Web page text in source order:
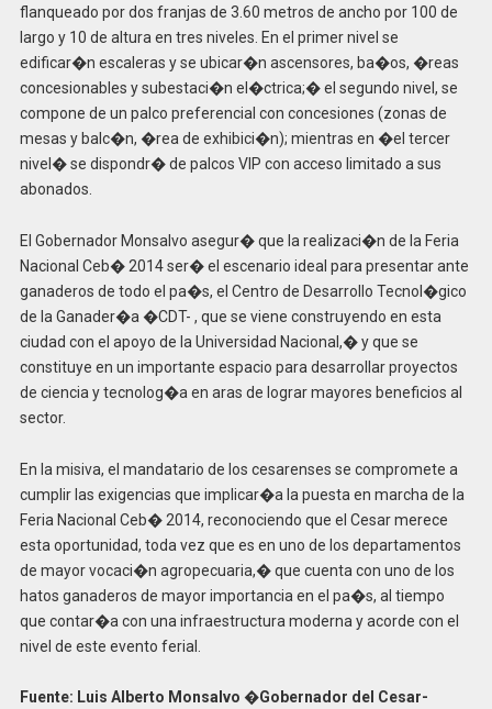
flanqueado por dos franjas de 3.60 metros de ancho por 100 de
largo y 10 de altura en tres niveles. En el primer nivel se
edificar�n escaleras y se ubicar�n ascensores, ba�os, �reas
concesionables y subestaci�n el�ctrica;� el segundo nivel, se
compone de un palco preferencial con concesiones (zonas de
mesas y balc�n, �rea de exhibici�n); mientras en �el tercer
nivel� se dispondr� de palcos VIP con acceso limitado a sus
abonados.
El Gobernador Monsalvo asegur� que la realizaci�n de la Feria
Nacional Ceb� 2014 ser� el escenario ideal para presentar ante
ganaderos de todo el pa�s, el Centro de Desarrollo Tecnol�gico
de la Ganader�a �CDT- , que se viene construyendo en esta
ciudad con el apoyo de la Universidad Nacional,� y que se
constituye en un importante espacio para desarrollar proyectos
de ciencia y tecnolog�a en aras de lograr mayores beneficios al
sector.
En la misiva, el mandatario de los cesarenses se compromete a
cumplir las exigencias que implicar�a la puesta en marcha de la
Feria Nacional Ceb� 2014, reconociendo que el Cesar merece
esta oportunidad, toda vez que es en uno de los departamentos
de mayor vocaci�n agropecuaria,� que cuenta con uno de los
hatos ganaderos de mayor importancia en el pa�s, al tiempo
que contar�a con una infraestructura moderna y acorde con el
nivel de este evento ferial.
Fuente: Luis Alberto Monsalvo �Gobernador del Cesar-